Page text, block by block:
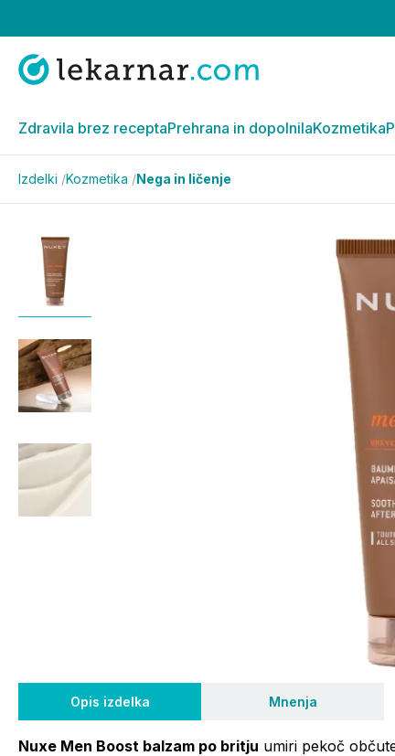
Zdravila brez receptaPrehrana in dopolnilaKozmetika
Izdelki /Kozmetika /Nega in ličenje
Opis izdelka Mnenja
Nuxe Men Boost balzam po britju umiri pekoč